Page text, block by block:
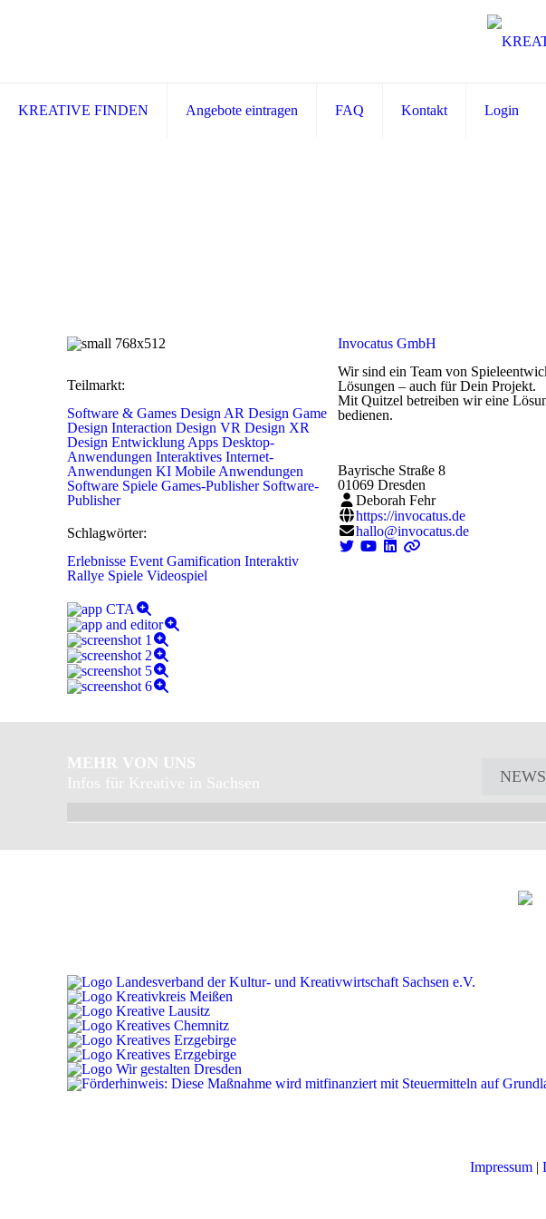
KREATIVE FINDEN Angebote eintragen FAQ Kontakt Login
Teilmarkt:
Software & Games Design AR Design Game
Design Interaction Design VR Design XR
Design Entwicklung Apps Desktop-
Anwendungen Interaktives Internet-
Anwendungen KI Mobile Anwendungen
Software Spiele Games-Publisher Software-
Publisher
Schlagwörter:
Erlebnisse Event Gamification Interaktiv
Rallye Spiele Videospiel
Invocatus GmbH
Wir sind ein Team von
Lösungen – auch für Dein Projekt.
Mit Quitzel betreiben wir eine
bedienen.
Bayrische Straße 8
01069 Dresden
Deborah Fehr
https://invocatus.de
hallo@invocatus.de
MEHR VON UNS
Infos für Kreative in Sachsen
Impressum |